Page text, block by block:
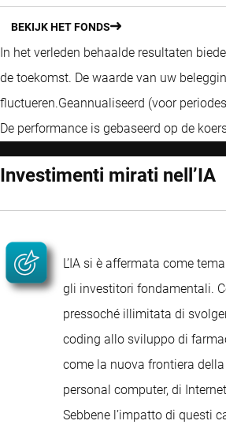
BEKIJK HET FONDS
In het verleden behaalde resultaten
de toekomst. De waarde van uw
fluctueren.Geannualiseerd (voor
De performance is gebaseerd op de
Investimenti mirati nell’IA
L’IA si è affermata come
gli investitori fondamentali.
pressoché illimitata di
coding allo sviluppo di
come la nuova frontiera
personal computer, di
Sebbene l’impatto di questi